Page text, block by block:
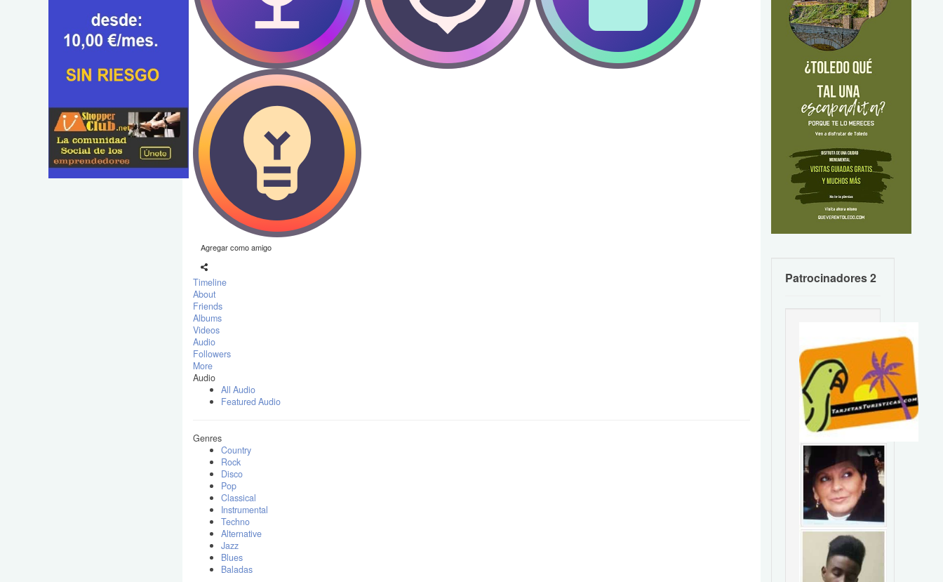
Agregar como amigo
Timeline
About
Friends
Albums
Videos
Audio
Followers
More
Audio
All Audio
Featured Audio
Genres
Country
Rock
Disco
Pop
Classical
Instrumental
Techno
Alternative
Jazz
Blues
Baladas
Patrocinadores 2